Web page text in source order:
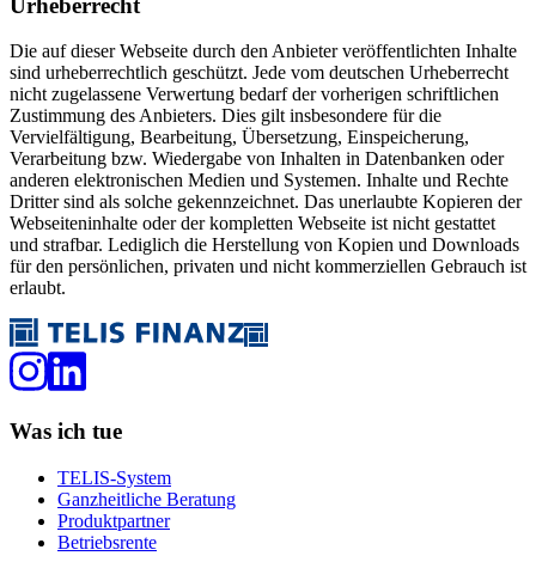
Die auf dieser Webseite durch den Anbieter veröffentlichten Inhalte
sind urheberrechtlich geschützt. Jede vom deutschen Urheberrecht
nicht zugelassene Verwertung bedarf der vorherigen schriftlichen
Zustimmung des Anbieters. Dies gilt insbesondere für die
Vervielfältigung, Bearbeitung, Übersetzung, Einspeicherung,
Verarbeitung bzw. Wiedergabe von Inhalten in Datenbanken oder
anderen elektronischen Medien und Systemen. Inhalte und Rechte
Dritter sind als solche gekennzeichnet. Das unerlaubte Kopieren der
Webseiteninhalte oder der kompletten Webseite ist nicht gestattet
und strafbar. Lediglich die Herstellung von Kopien und Downloads
für den persönlichen, privaten und nicht kommerziellen Gebrauch ist
erlaubt.
Was ich tue
TELIS-System
Ganzheitliche Beratung
Produktpartner
Betriebsrente